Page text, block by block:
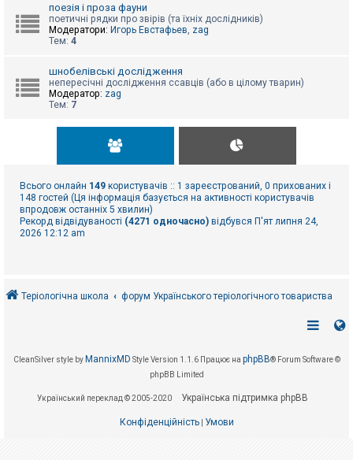
поезія і проза фауни
поетичні рядки про звірів (та їхніх дослідників)
Модератори: Игорь Евстафьев, zag
Тем: 4
шнобелівські дослідження
непересічні дослідження ссавців (або в цілому тварин)
Модератор: zag
Тем: 7
Всього онлайн 149 користувачів :: 1 зареєстрований, 0 прихованих і
148 гостей (Ця інформація базується на активності користувачів
впродовж останніх 5 хвилин)
Рекорд відвідуваності (4271 одночасно) відбувся П'ят липня 24,
2026 12:12 am
Теріологічна школа форум Українського теріологічного товариства
CleanSilver style by MannixMD Style Version 1.1.6 Працює на phpBB® Forum Software ©
phpBB Limited
Український переклад © 2005-2020 Українська підтримка phpBB
Конфіденційність| Умови